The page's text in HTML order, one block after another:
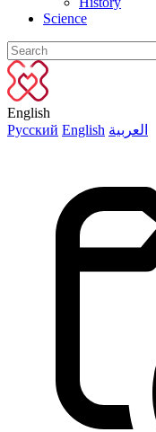
Science
English
Русский English العربية